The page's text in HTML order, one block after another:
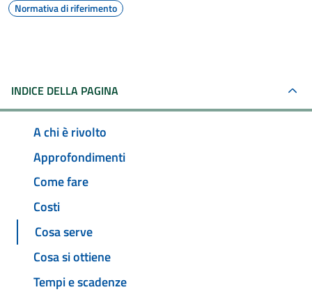
Normativa di riferimento
INDICE DELLA PAGINA
A chi è rivolto
Approfondimenti
Come fare
Costi
Cosa serve
Cosa si ottiene
Tempi e scadenze